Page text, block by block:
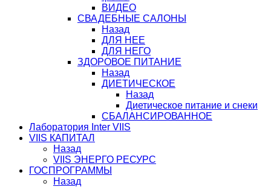
ВИДЕО
СВАДЕБНЫЕ САЛОНЫ
Назад
ДЛЯ НЕЕ
ДЛЯ НЕГО
ЗДОРОВОЕ ПИТАНИЕ
Назад
ДИЕТИЧЕСКОЕ
Назад
Диетическое питание и снеки
СБАЛАНСИРОВАННОЕ
Лаборатория Inter VIIS
VIIS КАПИТАЛ
Назад
VIIS ЭНЕРГО РЕСУРС
ГОСПРОГРАММЫ
Назад